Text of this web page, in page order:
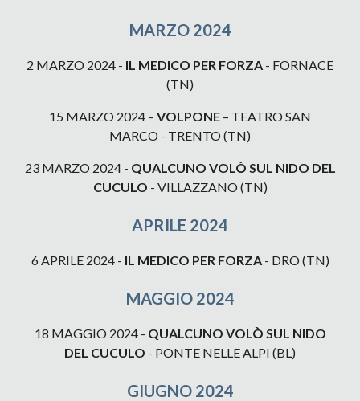
MARZO 2024
2 MARZO 2024 - IL MEDICO PER FORZA - FORNACE
(TN)
15 MARZO 2024 – VOLPONE – TEATRO SAN
MARCO - TRENTO(TN)
23 MARZO2024 - QUALCUNO VOLÒ SUL NIDO DEL
CUCULO - VILLAZZANO(TN)
APRILE 2024
6 APRILE2024 - IL MEDICO PER FORZA- DRO(TN)
MAGGIO2024
18 MAGGIO2024 - QUALCUNO VOLÒ SUL NIDO
DEL CUCULO - PONTE NELLE ALPI (BL)
GIUGNO2024